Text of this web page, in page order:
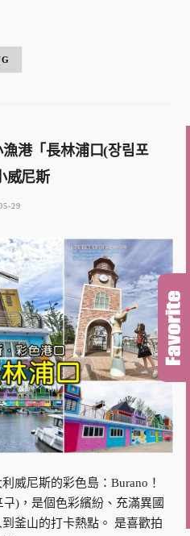
港「長林浦口(장림포
威尼斯
29
威尼斯的彩色島：Burano！
)，是個色彩繽紛、充滿異國
釜山的打卡熱點。 是喜歡拍